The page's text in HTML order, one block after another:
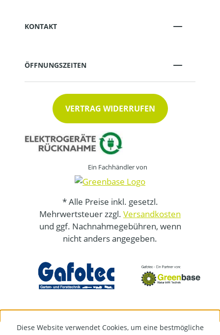
KONTAKT
ÖFFNUNGSZEITEN
VERTRAG WIDERRUFEN
Ein Fachhändler von
* Alle Preise inkl. gesetzl.
Mehrwertsteuer zzgl. Versandkosten
und ggf. Nachnahmegebühren, wenn
nicht anders angegeben.
Diese Website verwendet Cookies, um eine bestmögliche